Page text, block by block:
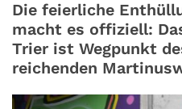
Die feierliche
macht es offiziell:
Trier ist Wegpunkt
reichenden